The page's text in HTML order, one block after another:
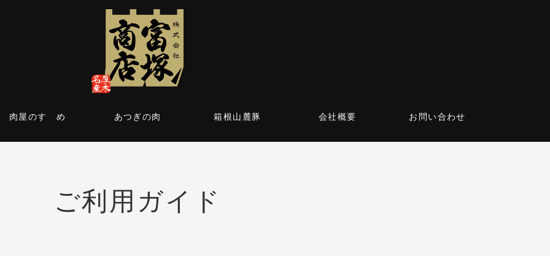
肉屋のすゝめ あつぎの肉 箱根山麓豚 会社概要 お問い合わせ
ご利用ガイド